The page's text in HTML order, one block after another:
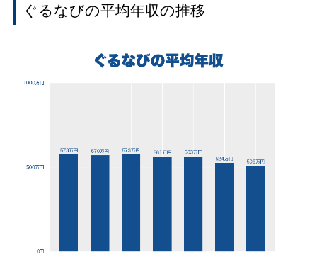
ぐるなびの平均年収の推移